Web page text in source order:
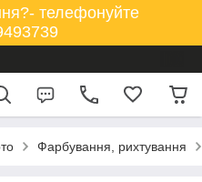
телефонуйте
Фарбування, рихтування